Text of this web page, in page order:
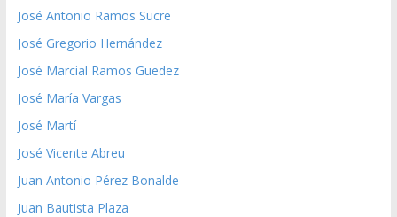
José Antonio Ramos Sucre
José Gregorio Hernández
José Marcial Ramos Guedez
José María Vargas
José Martí
José Vicente Abreu
Juan Antonio Pérez Bonalde
Juan Bautista Plaza